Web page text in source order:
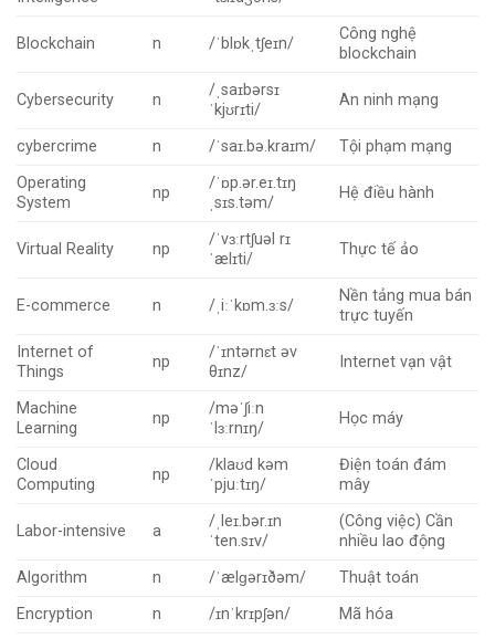
Blockchain n /ˈblɒkˌtʃeɪn/
Công nghệ
blockchain
Cybersecurity n
/ˌsaɪbərsɪ
ˈkjʊrɪti/
An ninh mạng
cybercrime n /ˈsaɪ.bə.kraɪm/
Tội phạm mạng
Operating
System
np
/ˈɒp.ər.eɪ.tɪŋ
ˌsɪs.təm/
Hệ điều hành
Virtual Reality np
/ˈvɜːrtʃuəl rɪ
ˈælɪti/
Thực tế ảo
E-commerce n /ˌiːˈkɒm.ɜːs/
Nền tảng mua bán
trực tuyến
Internet of
Things
np
/ˈɪntərnɛt əv
θɪnz/
Internet vạn vật
Machine
Learning
np
/məˈʃiːn
ˈlɜːrnɪŋ/
Học máy
Cloud
Computing
np
/klaʊd kəm
ˈpjuːtɪŋ/
Điện toán đám
mây
Labor-intensive a
/ˌleɪ.bər.ɪn
ˈten.sɪv/
(Công việc) Cần
nhiều lao động
Algorithm
n /ˈælɡərɪðəm/
Thuật toán
Encryption
n /ɪnˈkrɪpʃən/ Mã hóa